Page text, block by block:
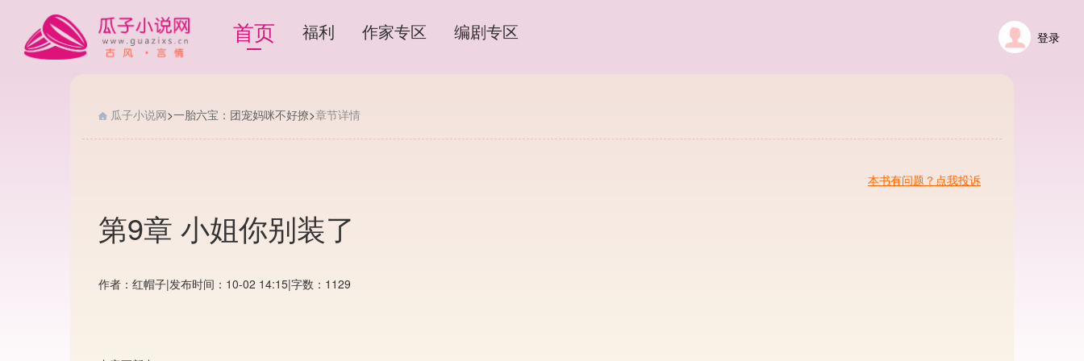
首页 福利 作家专区 编剧专区 登录
瓜子小说网>一胎六宝：团宠妈咪不好撩>章节详情
本书有问题？点我投诉
第9章 小姐你别装了
作者：红帽子|发布时间：10-02 14:15|字数：1129